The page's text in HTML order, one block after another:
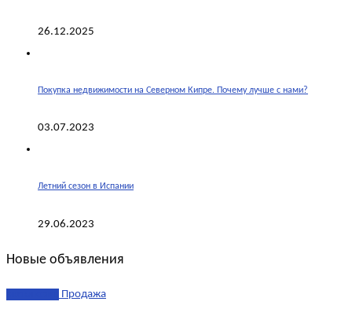
26.12.2025
Покупка недвижимости на Северном Кипре. Почему лучше с нами?
03.07.2023
Летний сезон в Испании
29.06.2023
Новые объявления
Продажа